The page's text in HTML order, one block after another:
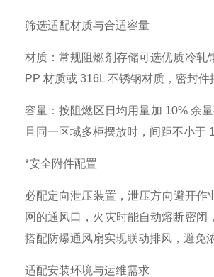
筛选适配材质与合适容量
材质：常规阻燃剂存储可选优质冷轧
PP 材质或 316L 不锈钢材质，密封
容量：按阻燃区日均用量加 10% 余
且同一区域多柜摆放时，间距不小于
*安全附件配置
必配定向泄压装置，泄压方向避开
网的通风口，火灾时能自动熔断密闭
搭配防爆通风扇实现联动排风，避免
适配安装环境与运维需求